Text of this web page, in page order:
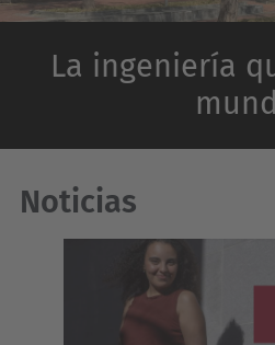
La ingeniería
Noticias